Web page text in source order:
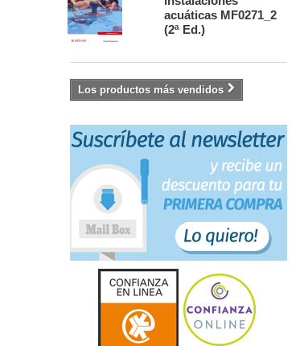
acuáticas MF0271_2
(2ª Ed.)
Los productos más vendidos